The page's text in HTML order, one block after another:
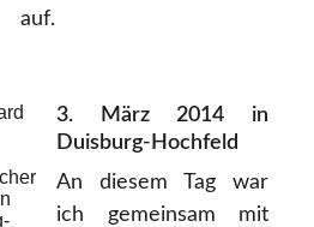
auf.
3. März 2014 in
Duisburg-Hochfeld
An diesem Tag war
ich gemeinsam mit